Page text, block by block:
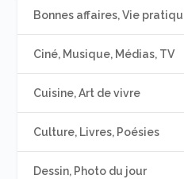
Bonnes affaires, Vie
Ciné, Musique, Médias, TV
Cuisine, Art de vivre
Culture, Livres, Poésies
Dessin, Photo du jour